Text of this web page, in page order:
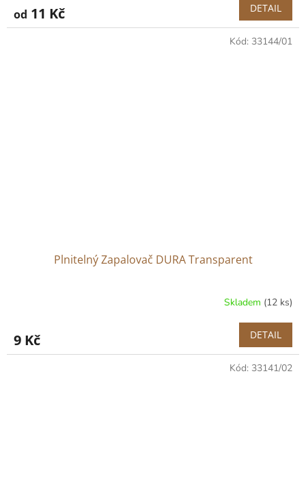
od 11 Kč DETAIL
Plnitelný Zapalovač DURA Transparent
Skladem (12 ks)
9 Kč DETAIL
Kód: 33144/01
Kód: 33141/02